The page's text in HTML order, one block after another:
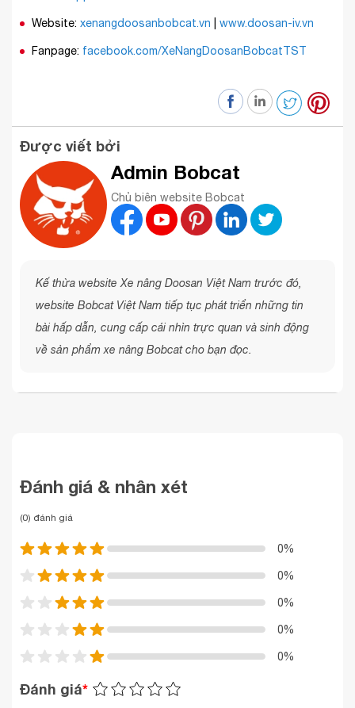
Website: xenangdoosanbobcat.vn www.doosan-iv.vn
Fanpage: facebook.com/XeNangDoosanBobcatTST
Được viết bởi
Admin Bobcat
Chủ biên website Bobcat
Kế thừa website Xe nâng Doosan Việt Nam trước đó,
website Bobcat Việt Nam tiếp tục phát triển những tin
bài hấp dẫn, cung cấp cái nhìn trực quan và sinh động
về sản phẩm xe nâng Bobcat cho bạn đọc.
Đánh giá & nhân xét
(0) đánh giá
0%
0%
0%
0%
0%
Đánh giá*